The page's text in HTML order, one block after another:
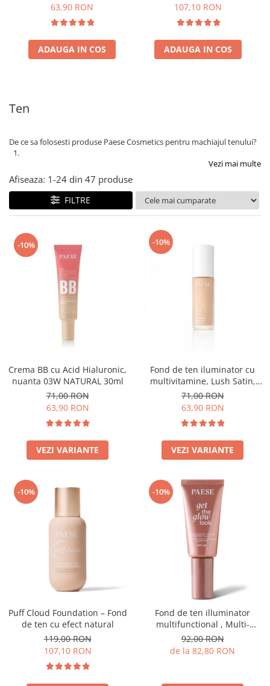
63,90 RON
ADAUGA IN COS
107,10 RON
ADAUGA IN COS
Ten
De ce sa folosesti produse Paese Cosmetics pentru machiajul tenului?
Vezi mai multe
Afiseaza: 1-24 din 47 produse
FILTRE
-10%
Crema BB cu Acid Hialuronic,
nuanta 03W NATURAL 30ml
71,00 RON
63,90 RON
VEZI VARIANTE
-10%
Fond de ten iluminator cu
multivitamine, Lush Satin,
nuanta 31 Warm Beige - 30ml
71,00 RON
63,90 RON
VEZI VARIANTE
-10%
Puff Cloud Foundation – Fond
de ten cu efect natural
119,00 RON
107,10 RON
-10%
Fond de ten illuminator
multifunctional , Multi-
function Illuminating
Foundation, nuanta 1N LIGHT
BEIGE– 30 ml
92,00 RON
de la 82,80 RON